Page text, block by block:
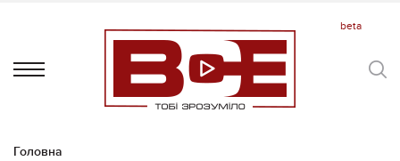
Головна